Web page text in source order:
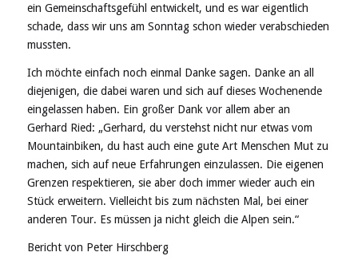
ein Gemeinschaftsgefühl entwickelt, und es war eigentlich
schade, dass wir uns am Sonntag schon wieder verabschieden
mussten.
Ich möchte einfach noch einmal Danke sagen. Danke an all
diejenigen, die dabei waren und sich auf dieses Wochenende
eingelassen haben. Ein großer Dank vor allem aber an
Gerhard Ried: „Gerhard, du verstehst nicht nur etwas vom
Mountainbiken, du hast auch eine gute Art Menschen Mut zu
machen, sich auf neue Erfahrungen einzulassen. Die eigenen
Grenzen respektieren, sie aber doch immer wieder auch ein
Stück erweitern. Vielleicht bis zum nächsten Mal, bei einer
anderen Tour. Es müssen ja nicht gleich die Alpen sein.“
Bericht von Peter Hirschberg